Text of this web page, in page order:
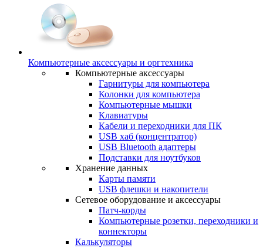
Компьютерные аксессуары и оргтехника
Компьютерные аксессуары
Гарнитуры для компьютера
Колонки для компьютера
Компьютерные мышки
Клавиатуры
Кабели и переходники для ПК
USB хаб (концентратор)
USB Bluetooth адаптеры
Подставки для ноутбуков
Хранение данных
Карты памяти
USB флешки и накопители
Сетевое оборудование и аксессуары
Патч-корды
Компьютерные розетки, переходники и
коннекторы
Калькуляторы